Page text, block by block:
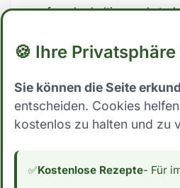
auf zuckerhaltige und
Vollwertkost setzen, die
Wo steht Gemüse
Kohlenhydrate pro 100g
Gemüse Bouillon eindeutig
interessanten Zutat für
🍪 Ihre
Sie können die Seite
entscheiden. Cookies
kostenlos zu halten und zu
✅Kostenlose Rezepte- Für